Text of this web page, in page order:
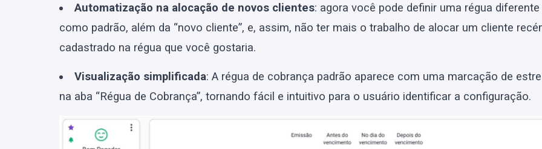
Automatização na alocação de novos clientes: agora você pode definir uma régua diferente
como padrão, além da “novo cliente”, e, assim, não ter mais o trabalho de alocar um cliente
cadastrado na régua que você gostaria.
Visualização simplificada: A régua de cobrança padrão aparece com uma marcação de
na aba “Régua de Cobrança”, tornando fácil e intuitivo para o usuário identificar a configuração.